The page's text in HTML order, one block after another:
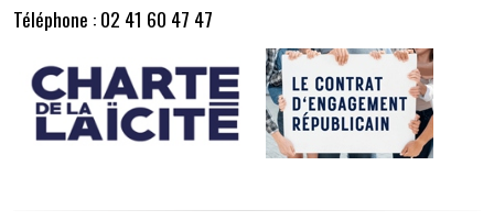
Téléphone : 02 41 60 47 47